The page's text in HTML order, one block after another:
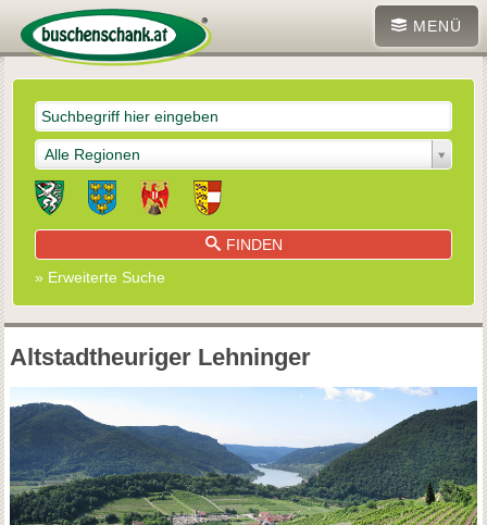
MENÜ
Alle Regionen
FINDEN
» Erweiterte Suche
Altstadtheuriger Lehninger